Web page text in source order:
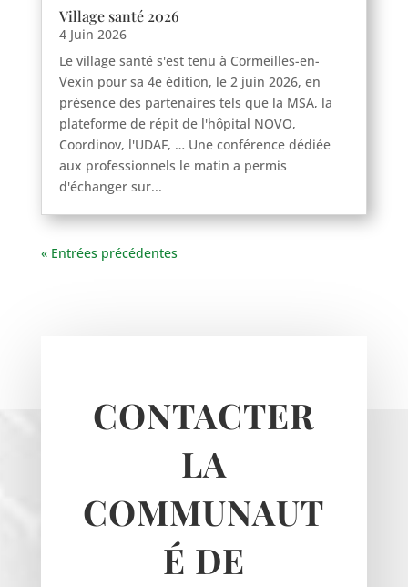
Village santé 2026
4 Juin 2026
Le village santé s'est tenu à Cormeilles-en-
Vexin pour sa 4e édition, le 2 juin 2026, en
présence des partenaires tels que la MSA, la
plateforme de répit de l'hôpital NOVO,
Coordinov, l'UDAF, … Une conférence dédiée
aux professionnels le matin a permis
d'échanger sur...
« Entrées précédentes
CONTACTER
LA
COMMUNAUT
É DE